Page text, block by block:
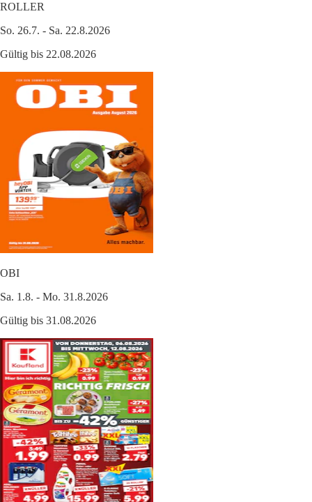
ROLLER
So. 26.7. - Sa. 22.8.2026
Gültig bis 22.08.2026
OBI
Sa. 1.8. - Mo. 31.8.2026
Gültig bis 31.08.2026